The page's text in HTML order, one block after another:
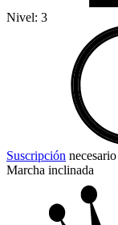
Nivel: 3
Suscripción necesario
Marcha inclinada